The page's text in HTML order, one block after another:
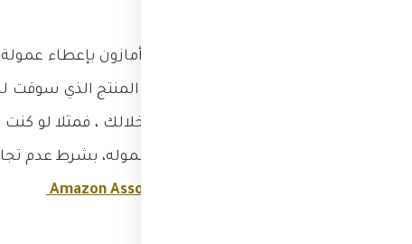
لا يعطيك عموله مقابل المنتج الذي
أنه وصل إلى أمازون من خلالك ، فمثلا لو
هاتف فأنت تحصل على عموله، بشرط عدم تجاوزه ل
Amazon Associates